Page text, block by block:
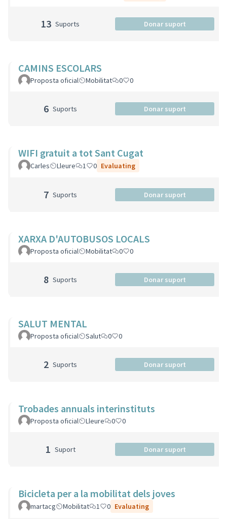
13 Suports Donar suport
CAMINS ESCOLARS
Proposta oficial Mobilitat 0 0
6 Suports Donar suport
WIFI gratuit a tot Sant Cugat
Carles Lleure 1 0 Evaluating
7 Suports Donar suport
XARXA D'AUTOBUSOS LOCALS
Proposta oficial Mobilitat 0 0
8 Suports Donar suport
SALUT MENTAL
Proposta oficial Salut 0 0
2 Suports Donar suport
Trobades annuals interinstituts
Proposta oficial Lleure 0 0
1 Suport Donar suport
Bicicleta per a la mobilitat dels joves
martacg Mobilitat 1 0 Evaluating